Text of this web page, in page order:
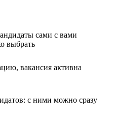
сами с вами
выбрать
вакансия активна
с ними можно сразу